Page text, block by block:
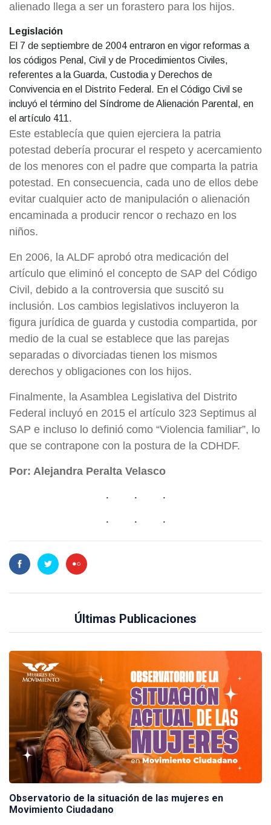
alienado llega a ser un forastero para los hijos.
Legislación
El 7 de septiembre de 2004 entraron en vigor reformas a
los códigos Penal, Civil y de Procedimientos Civiles,
referentes a la Guarda, Custodia y Derechos de
Convivencia en el Distrito Federal. En el Código Civil se
incluyó el término del Síndrome de Alienación Parental, en
el artículo 411.
Este establecía que quien ejerciera la patria
potestad debería procurar el respeto y acercamiento
de los menores con el padre que comparta la patria
potestad. En consecuencia, cada uno de ellos debe
evitar cualquier acto de manipulación o alienación
encaminada a producir rencor o rechazo en los
niños.
En 2006, la ALDF aprobó otra medicación del
artículo que eliminó el concepto de SAP del Código
Civil, debido a la controversia que suscitó su
inclusión. Los cambios legislativos incluyeron la
figura jurídica de guarda y custodia compartida, por
medio de la cual se establece que las parejas
separadas o divorciadas tienen los mismos
derechos y obligaciones con los hijos.
Finalmente, la Asamblea Legislativa del Distrito
Federal incluyó en 2015 el artículo 323 Septimus al
SAP e incluso lo definió como “Violencia familiar”, lo
que se contrapone con la postura de la CDHDF.
Por: Alejandra Peralta Velasco
Últimas Publicaciones
Observatorio de la situación de las mujeres en
Movimiento Ciudadano